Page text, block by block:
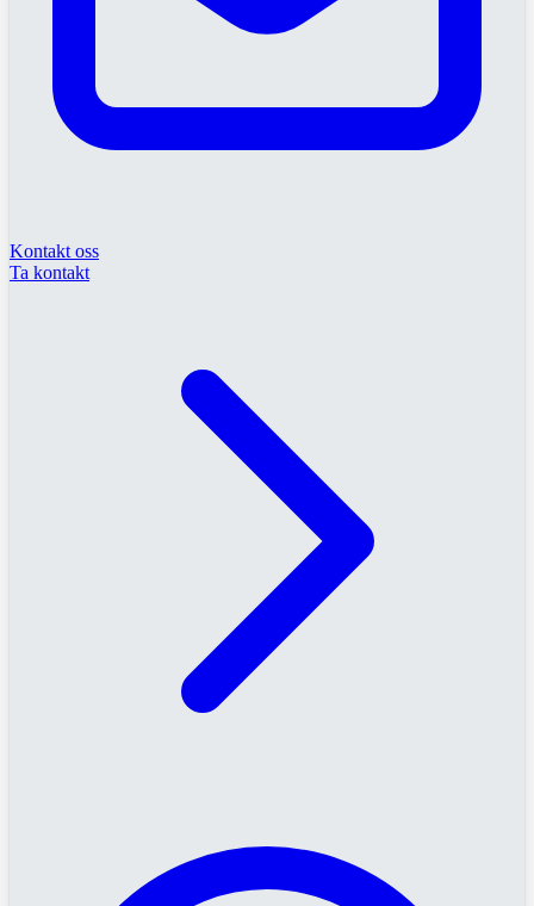
Kontakt oss
Ta kontakt